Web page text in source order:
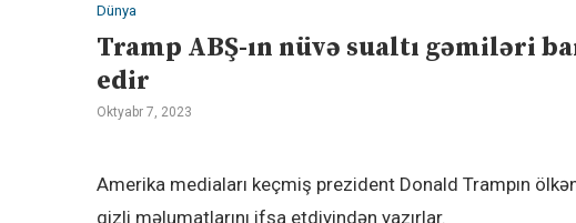
Dünya
Tramp ABŞ-ın nüvə sualtı gəmiləri
edir
Oktyabr 7, 2023
Amerika mediaları keçmiş prezident Donald Trampın
gizli məlumatlarını ifşa etdiyindən yazırlar.